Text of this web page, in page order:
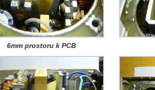
6mm prostoru k PCB